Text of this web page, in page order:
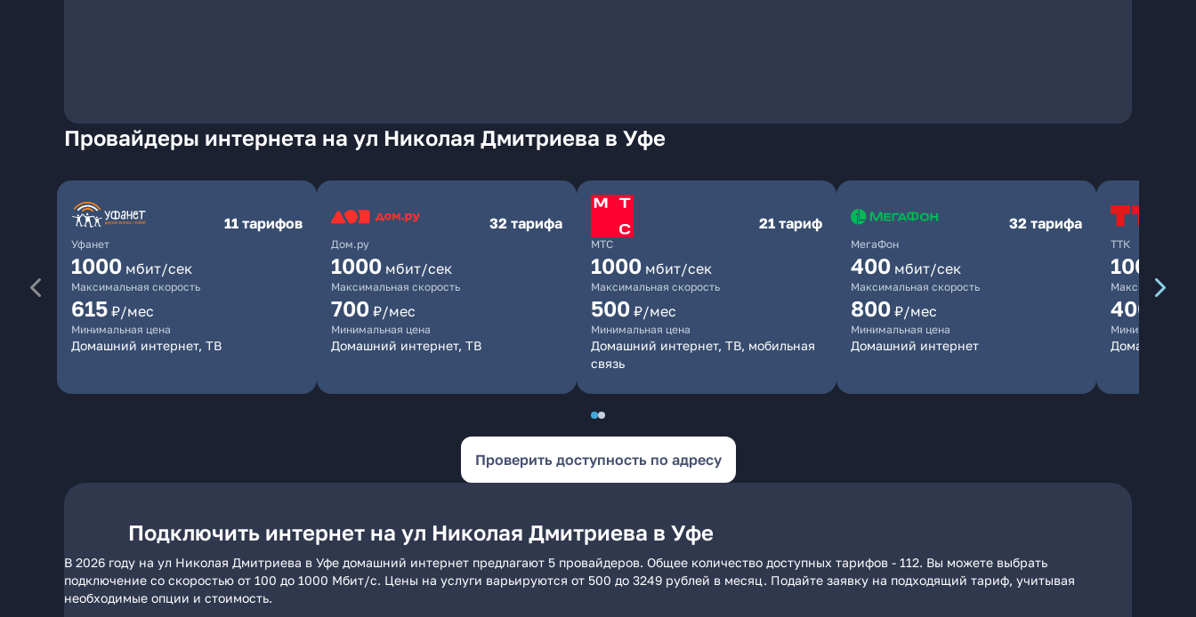
Провайдеры интернета на ул Николая Дмитриева в Уфе
Уфанет
11 тарифов
1000 мбит/сек
Максимальная скорость
615 ₽/мес
Минимальная цена
Домашний интернет, ТВ
Дом.ру
32 тарифа
1000 мбит/сек
Максимальная скорость
700 ₽/мес
Минимальная цена
Домашний интернет, ТВ
МТС
21 тариф
1000 мбит/сек
Максимальная скорость
500 ₽/мес
Минимальная цена
Домашний интернет, ТВ, мобильная
связь
МегаФон
32 тарифа
400 мбит/сек
Максимальная скорость
800 ₽/мес
Минимальная цена
Домашний интернет
ТТК
100
Максимальная
400
Минимальная
Домашний
Проверить доступность по адресу
Подключить интернет на ул Николая Дмитриева в Уфе
В 2026 году на ул Николая Дмитриева в Уфе домашний интернет предлагают 5 провайдеров. Общее количество доступных тарифов - 112. Вы можете выбрать
подключение со скоростью от 100 до 1000 Мбит/с. Цены на услуги варьируются от 500 до 3249 рублей в месяц. Подайте заявку на подходящий тариф, учитывая
необходимые опции и стоимость.